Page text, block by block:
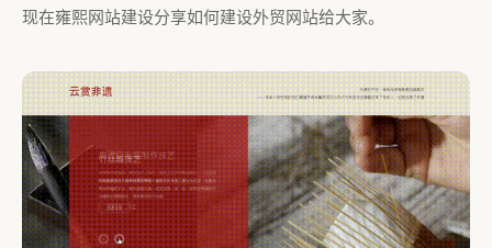
现在雍熙网站建设分享如何建设外贸网站给大家。